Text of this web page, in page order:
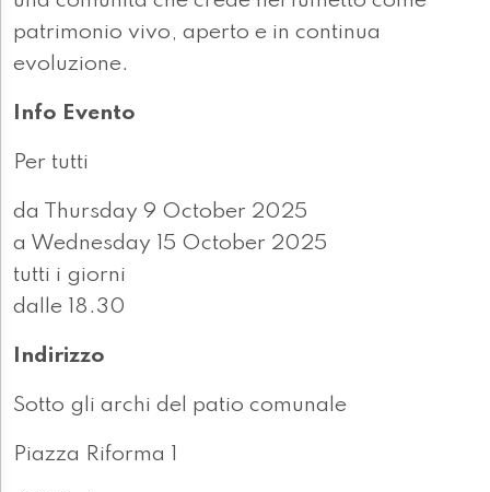
patrimonio vivo, aperto e in continua
evoluzione.
Info Evento
Per tutti
da Thursday 9 October 2025
a Wednesday 15 October 2025
tutti i giorni
dalle 18.30
Indirizzo
Sotto gli archi del patio comunale
Piazza Riforma 1